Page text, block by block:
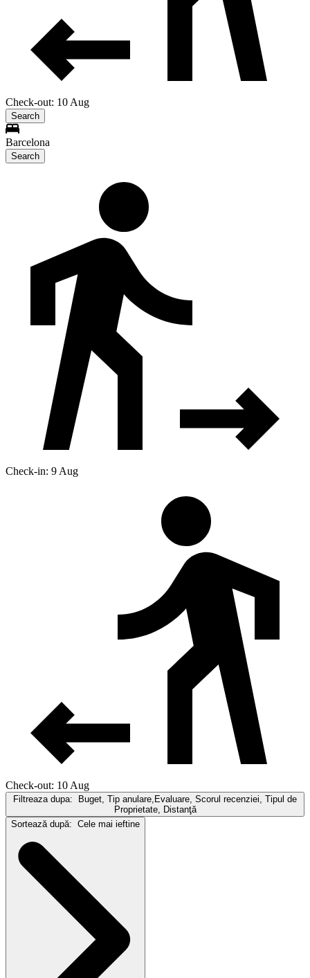
Check-out: 10 Aug
Search
Barcelona
Search
Check-in: 9 Aug
Check-out: 10 Aug
Filtreaza dupa: Buget, Tip anulare,Evaluare, Scorul recenziei, Tipul de
Proprietate, Distanţă
Sortează după: Cele mai ieftine